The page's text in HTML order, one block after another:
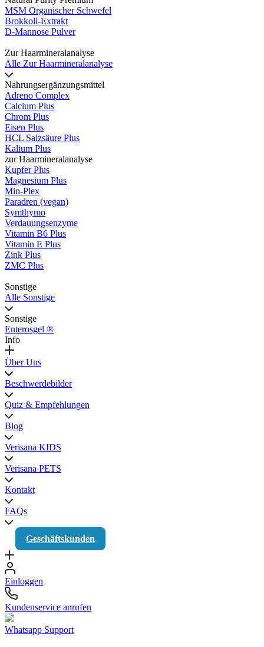
MSM Organischer Schwefel
Brokkoli-Extrakt
D-Mannose Pulver
Zur Haarmineralanalyse
Alle Zur Haarmineralanalyse
Nahrungsergänzungsmittel
Adreno Complex
Calcium Plus
Chrom Plus
Eisen Plus
HCL Salzsäure Plus
Kalium Plus
zur Haarmineralanalyse
Kupfer Plus
Magnesium Plus
Min-Plex
Paradren (vegan)
Symthymo
Verdauungsenzyme
Vitamin B6 Plus
Vitamin E Plus
Zink Plus
ZMC Plus
Sonstige
Alle Sonstige
Sonstige
Enterosgel ®
Info
Über Uns
Beschwerdebilder
Quiz & Empfehlungen
Blog
Verisana KIDS
Verisana PETS
Kontakt
FAQs
Geschäftskunden
Einloggen
Kundenservice anrufen
Whatsapp Support